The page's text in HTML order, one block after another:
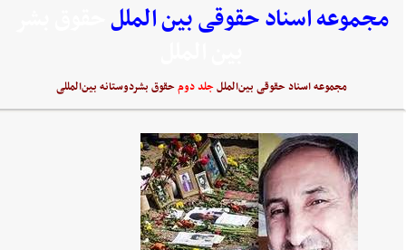
مجموعه اسناد حقوقی بین الملل
مجموعه اسناد حقوقی بین‌المللجلد دومحقوق بشردوستانه بین‌المللی